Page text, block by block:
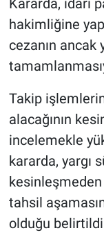
Kararda, idari
hakimliğine
cezanın ancak
Takip
alacağının
incelemekle
kararda, yargı
tahsil
olduğu